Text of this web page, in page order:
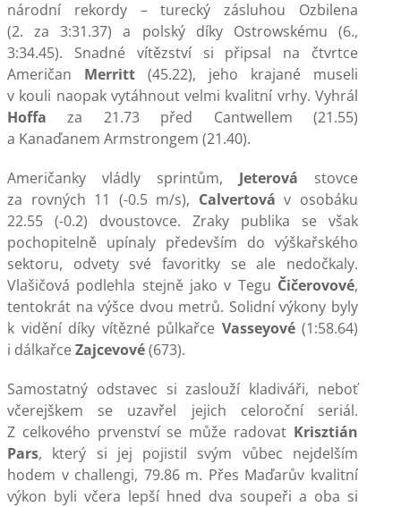
národní rekordy – turecký zásluhou Ozbilena
(2. za 3:31.37) a polský díky Ostrowskému (6.,
3:34.45). Snadné vítězství si připsal na čtvrtce
Američan Merritt (45.22), jeho krajané museli
v kouli naopak vytáhnout velmi kvalitní vrhy. Vyhrál
Hoffaza 21.73 před Cantwellem (21.55)
a Kanaďanem Armstrongem (21.40).
Američanky vládly sprintům, Jeterová stovce
za rovných 11 (-0.5 m/s), Calvertová v osobáku
22.55 (-0.2) dvoustovce. Zraky publika se však
pochopitelně upínaly především do výškařského
sektoru, odvety své favoritky se ale nedočkaly.
Vlašičová podlehla stejně jako v Tegu Čičerovové,
tentokrát na výšce dvou metrů. Solidní výkony byly
k vidění díky vítězné půlkařce Vasseyové(1:58.64)
i dálkařceZajcevové(673).
Samostatný odstavec si zaslouží kladiváři, neboť
včerejškem se uzavřel jejich celoroční seriál.
Z celkového prvenství se může radovat Krisztián
Pars, který si jej pojistil svým vůbec nejdelším
hodem v challengi, 79.86 m. Přes Maďarův kvalitní
výkon byli včera lepší hned dva soupeři a oba si